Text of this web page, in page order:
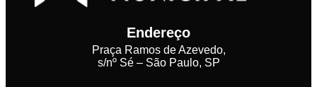
Endereço
Praça Ramos de Azevedo,
s/nº Sé – São Paulo, SP